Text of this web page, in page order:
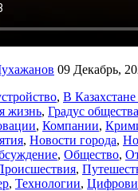
09 Декабрь,
, В
жизнь, Градус общества
, Компании,
, Новости города,
, Общество,
,
, Технологии,